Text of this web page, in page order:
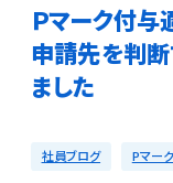
Ｐマーク付
申請先を判
ました
社員ブログ Pマーク